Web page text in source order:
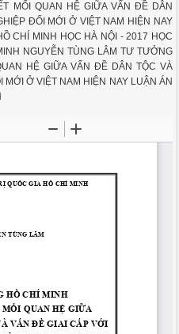
MỐI QUAN HỆ GIỮA VẤN ĐỀ DÂN
ĐỔI MỚI Ở VIỆT NAM HIỆN NAY
CHÍ MINH HỌC HÀ NỘI - 2017 HỌC
NGUYỄN TÙNG LÂM TƯ TƯỞNG
HỆ GIỮA VẤN ĐỀ DÂN TỘC VÀ
Ở VIỆT NAM HIỆN NAY LUẬN ÁN